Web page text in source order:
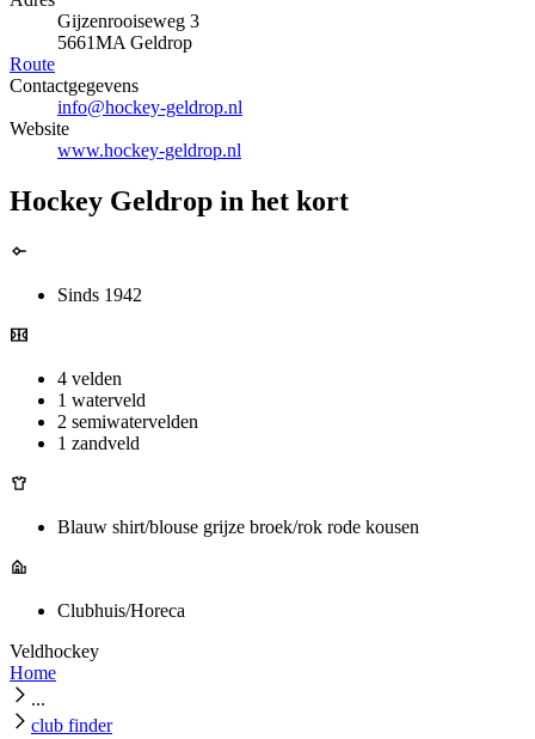
Gijzenrooiseweg 3
5661MA Geldrop
Route
Contactgegevens
info@hockey-geldrop.nl
Website
www.hockey-geldrop.nl
Hockey Geldrop in het kort
Sinds 1942
4 velden
1 waterveld
2 semiwatervelden
1 zandveld
Blauw shirt/blouse grijze broek/rok rode kousen
Clubhuis/Horeca
Veldhockey
Home
...
club finder